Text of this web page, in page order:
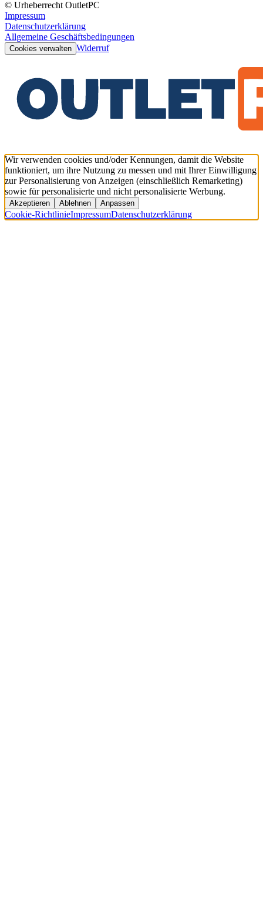
© Urheberrecht OutletPC
Impressum
Datenschutzerklärung
Allgemeine Geschäftsbedingungen
Cookies verwalten Widerruf
Wir verwenden cookies und/oder Kennungen, damit die Website
funktioniert, um ihre Nutzung zu messen und mit Ihrer Einwilligung
zur Personalisierung von Anzeigen (einschließlich Remarketing)
sowie für personalisierte und nicht personalisierte Werbung.
Akzeptieren Ablehnen Anpassen
Cookie-RichtlinieImpressumDatenschutzerklärung